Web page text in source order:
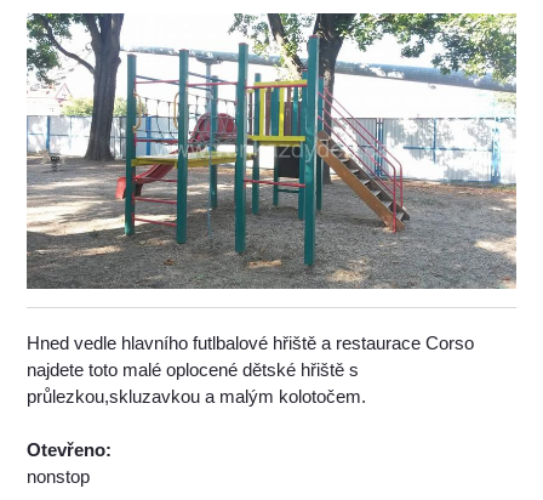
Hned vedle hlavního futlbalové hřiště a restaurace Corso
najdete toto malé oplocené dětské hřiště s
průlezkou,skluzavkou a malým kolotočem.
Otevřeno:
nonstop